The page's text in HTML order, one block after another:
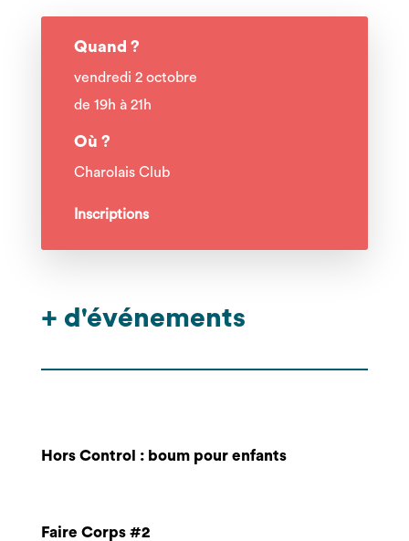
Quand ?
vendredi 2 octobre
de 19h à 21h
Où ?
Charolais Club
Inscriptions
+ d'événements
Hors Control : boum pour enfants
Faire Corps #2